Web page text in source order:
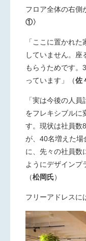
フロア全体の右側
①〉
「ここに置かれ
していません。座
もらうためです。
っています」
（佐
「実は今後の人
をフレキシブルに
す。現状は社員数
が、40名増えた場
に、先々の社員数
ようにデザインプ
（松岡氏）
フリーアドレスに